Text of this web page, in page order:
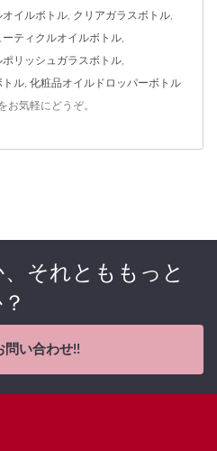
オイルボトル クリアガラスボトル
ーティクルオイルボトル
ポリッシュガラスボトル
トル 化粧品オイルドロッパーボトル
お気軽にどうぞ。
それとももっと
問い合わせ!!